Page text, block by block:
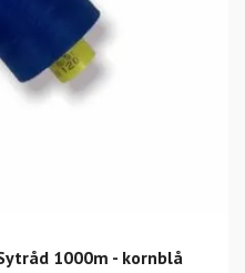
1000m - kornblå